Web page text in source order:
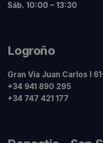
Sáb. 10:00 – 13:30
Logroño
Gran Vía Juan Carlos I
+34 941 890 295
+34 747 421 177